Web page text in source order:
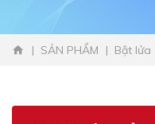
SẢN PHẨM Bật lửa